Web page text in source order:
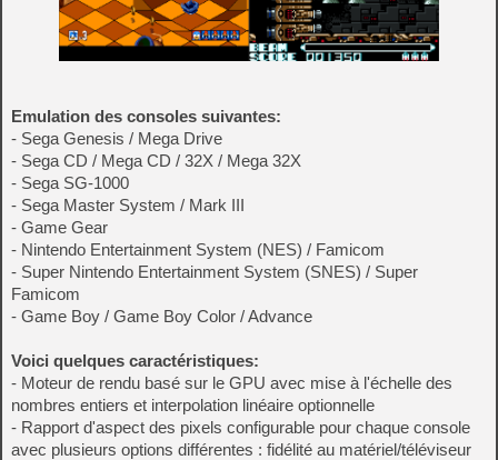
Emulation des consoles suivantes:
- Sega Genesis / Mega Drive
- Sega CD / Mega CD / 32X / Mega 32X
- Sega SG-1000
- Sega Master System / Mark III
- Game Gear
- Nintendo Entertainment System (NES) / Famicom
- Super Nintendo Entertainment System (SNES) / Super
Famicom
- Game Boy / Game Boy Color / Advance
Voici quelques caractéristiques:
- Moteur de rendu basé sur le GPU avec mise à l'échelle des
nombres entiers et interpolation linéaire optionnelle
- Rapport d'aspect des pixels configurable pour chaque console
avec plusieurs options différentes : fidélité au matériel/téléviseur